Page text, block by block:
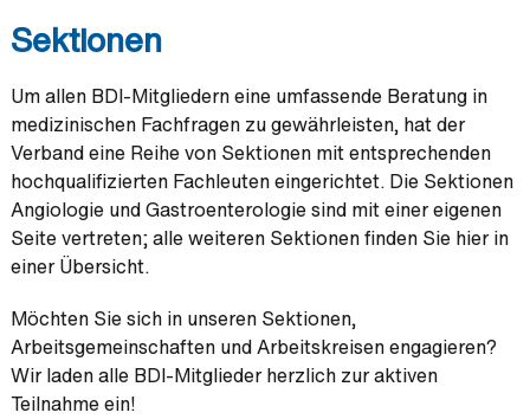
Sektionen
Um allen BDI-Mitgliedern eine umfassende Beratung in
medizinischen Fachfragen zu gewährleisten, hat der
Verband eine Reihe von Sektionen mit entsprechenden
hochqualifizierten Fachleuten eingerichtet. Die Sektionen
Angiologie und Gastroenterologie sind mit einer eigenen
Seite vertreten; alle weiteren Sektionen finden Sie hier in
einer Übersicht.
Möchten Sie sich in unseren Sektionen,
Arbeitsgemeinschaften und Arbeitskreisen engagieren?
Wir laden alle BDI-Mitglieder herzlich zur aktiven
Teilnahme ein!